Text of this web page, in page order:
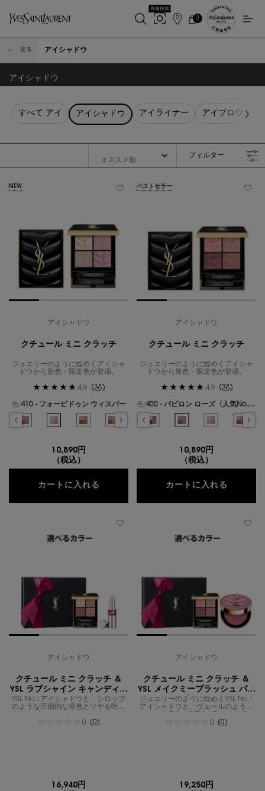
画像検索
店
カ
0
0 カート内の製品
戻る アイシャドウ
アイシャドウ
すべて アイ アイシャドウ アイライナー アイブロウ
フィルター
フィルターメニュー
NEW
アイシャドウ
クチュール ミニ クラッチ
ジュエリーのように煌めくアイシャ
ドウから新色・限定色が登場。
4.9 (38)
色:410 - フォービドゥン ウィスパー
色を選択してください
{1} の場合
クチュール ミニ クラッチ、1/19
ム のカラー クチュール ミニ クラッチ、2/19
スパイシーズ のカラー クチュール ミニ クラッチ、3/19
択済み
- エキゾチック ミラージュ のカラー クチュール ミニ クラッチ、4/19
選択済み
400 - バビロン ローズ〈人気No.1〉 のカラー クチュール ミニ クラッチ、
選択済み
410 - フォービドゥン ウィスパー のカラー クチュール ミニ クラ
選択済み
500 - メディナ グロウ のカラー クチュール ミニ クラッ
選択済み
600 - スポンティーニ リリー のカラー クチュ
選択済み
700 - オーバー ノアール のカラー ク
選択済み
710 - オーバー ブラン のカ
720 - キャプティ
選択済み
730 - サ
10,890円
（税込）
カートに入れる クチュール ミニ クラッチ
ベストセラー
アイシャドウ
クチュール ミニ クラッチ
ジュエリーのように煌めくアイシャ
ドウから新色・限定色が登場。
4.9 (38)
色:
400 - バビロン ローズ〈人気No.1〉
色を選択してください
{1} の場合
選択済み
100 - ストラ ドールズ のカラー クチュール ミニ クラッチ、1/
選択済み
200 - ギリーズ ドリーム のカラー クチュール ミニ
選択済み
300 - カスバ スパイシーズ のカラー クチ
選択済み
310 - エキゾチック ミラージュ の
400 - バビロン ローズ〈
選択済み
410 - フォービ
選択済
500 -
10,890円
（税込）
カートに入れる
アイシャドウ
クチュール ミニ クラッチ ＆
YSL ラブシャイン キャンディグ
レーズ ギフトセット
YSL No.1アイシャドウと、シロップ
のような圧倒的な発色とツヤを叶え
ギフト。0 (0)
16,940円
アイシャドウ
クチュール ミニ クラッチ ＆
YSL メイクミーブラッシュ パウ
ダー ギフトセット
ジュエリーのように煌めくYSL No.1
アイシャドウと、ヴェールのような
チークのカラーメイクセット。
0 (0)
19,250円